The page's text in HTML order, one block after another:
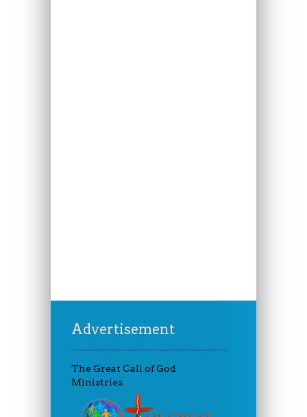
Advertisement
The Great Call of God
Ministries